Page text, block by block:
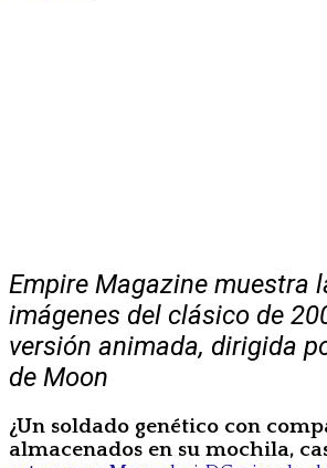
Empire Magazine muestra
imágenes del clásico de
versión animada, dirigida
de Moon
¿Un soldado genético con
almacenados en su mochila,